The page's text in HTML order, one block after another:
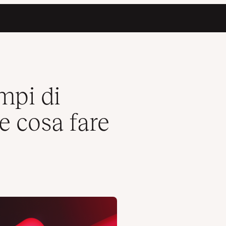
di
cosa fare